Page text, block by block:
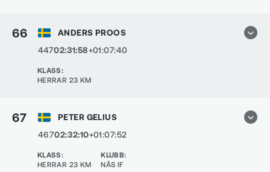
66
ANDERS PROOS
44702:31:58+01:07:40
KLASS:
HERRAR 23 KM
67
PETER GELIUS
46702:32:10+01:07:52
KLASS:
HERRAR 23 KM
KLUBB:
NÅS IF